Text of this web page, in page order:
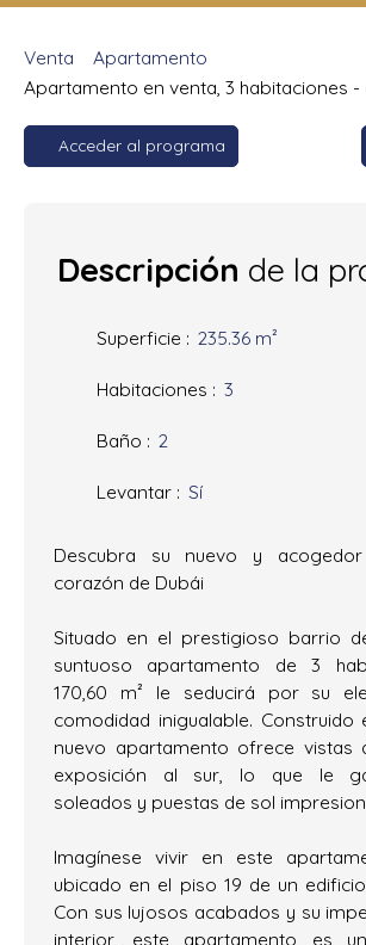
Venta
Apartamento
Apartamento en venta, 3 habitaciones -
Acceder al programa
Descripción de la
Superficie : 235.36 m²
Habitaciones : 3
Baño : 2
Levantar : Sí
Descubra su nuevo y
corazón de Dubái
Situado en el prestigioso barrio
suntuoso apartamento de 3
170,60 m² le seducirá por su
comodidad inigualable. Construido
nuevo apartamento ofrece vistas
exposición al sur, lo que le
soleados y puestas de sol
Imagínese vivir en este
ubicado en el piso 19 de un
Con sus lujosos acabados y su
interior, este apartamento es